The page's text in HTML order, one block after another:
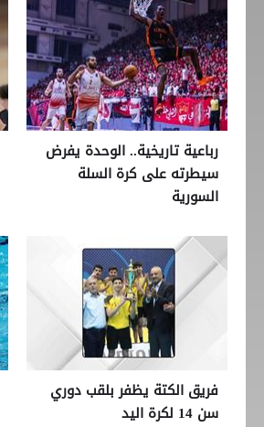
رباعية تاريخية.. الوحدة يفرض
سيطرته على كرة السلة
السورية
فريق الكتة يظفر بلقب دوري
سن 14 لكرة اليد